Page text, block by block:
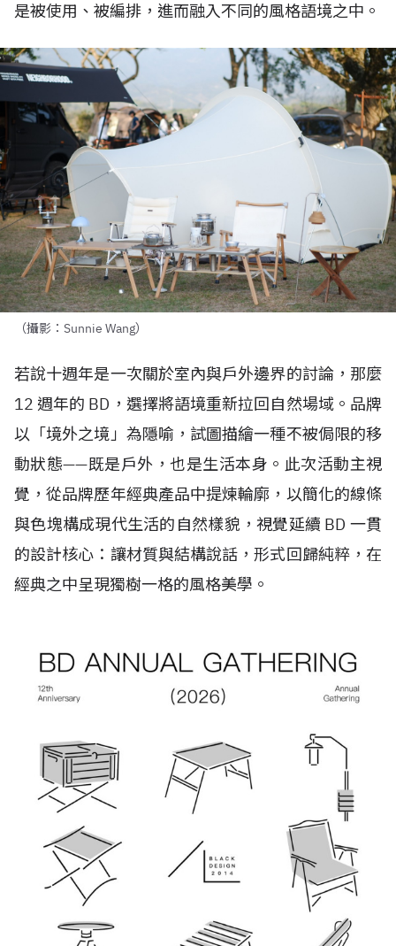
是被使用、被編排，進而融入不同的風格語境之中。
（攝影：Sunnie Wang）
若說十週年是一次關於室內與戶外邊界的討論，那麼
12 週年的 BD，選擇將語境重新拉回自然場域。品牌
以「境外之境」為隱喻，試圖描繪一種不被侷限的移
動狀態——既是戶外，也是生活本身。此次活動主視
覺，從品牌歷年經典產品中提煉輪廓，以簡化的線條
與色塊構成現代生活的自然樣貌，視覺延續 BD 一貫
的設計核心：讓材質與結構說話，形式回歸純粹，在
經典之中呈現獨樹一格的風格美學。